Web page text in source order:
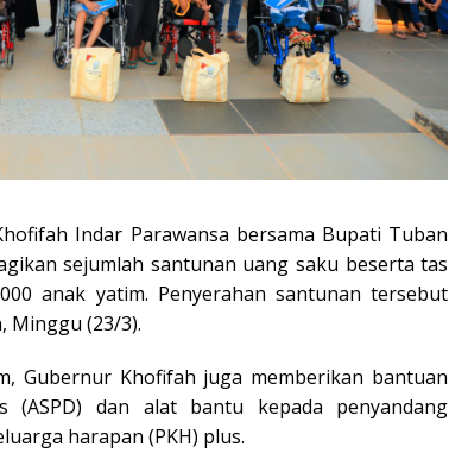
Indar Parawansa bersama Bupati Tuban
sejumlah santunan uang saku beserta tas
anak yatim. Penyerahan santunan tersebut
Minggu (23/3).
Gubernur Khofifah juga memberikan bantuan
(ASPD) dan alat bantu kepada penyandang
harapan (PKH) plus.